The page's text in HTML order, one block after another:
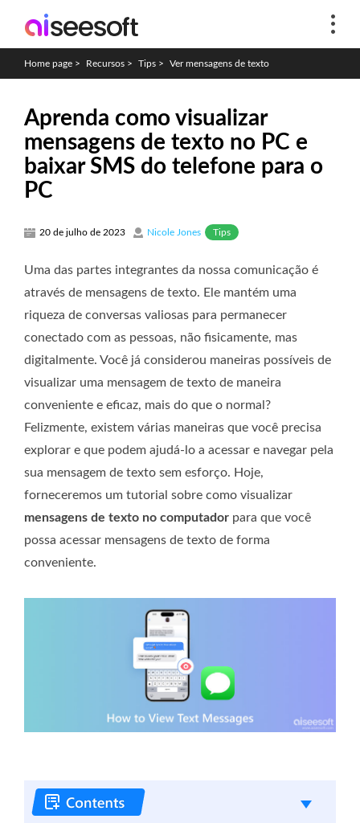
Home page > Recursos > Tips > Ver mensagens de texto
Aprenda como visualizar
mensagens de texto no PC e
baixar SMS do telefone para o
PC
20 de julho de 2023 Nicole Jones Tips
Uma das partes integrantes da nossa comunicação é
através de mensagens de texto. Ele mantém uma
riqueza de conversas valiosas para permanecer
conectado com as pessoas, não fisicamente, mas
digitalmente. Você já considerou maneiras possíveis de
visualizar uma mensagem de texto de maneira
conveniente e eficaz, mais do que o normal?
Felizmente, existem várias maneiras que você precisa
explorar e que podem ajudá-lo a acessar e navegar pela
sua mensagem de texto sem esforço. Hoje,
forneceremos um tutorial sobre como visualizar
mensagens de texto no computador para que você
possa acessar mensagens de texto de forma
conveniente.